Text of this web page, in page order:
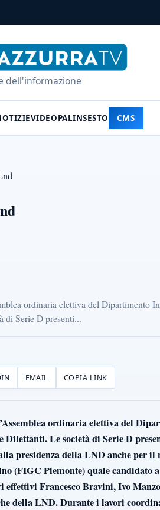
dell'informazione
VIDEOPALINSESTO CMS
ordinaria elettiva del Dipartimento
di Serie D presenti...
EMAIL COPIA LINK
ordinaria elettiva del
Dilettanti.Le società di Serie D
presidenza della LND anche per
(FIGC Piemonte) quale candidato
effettivi Francesco Bravini, Ivo
della LND. Durante i lavori